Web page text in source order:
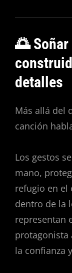
🌅
detalles
Más allá del
canción
Los gestos
mano,
refugio en el
dentro de la
representan
protagonista
la confianza